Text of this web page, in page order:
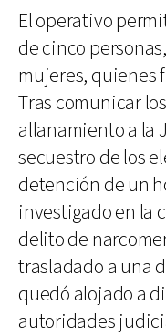
El operativo
de cinco
mujeres, quienes
Tras comunicar
allanamiento a la
secuestro de los
detención de un
investigado en la
delito de
trasladado a una
quedó alojado a
autoridades